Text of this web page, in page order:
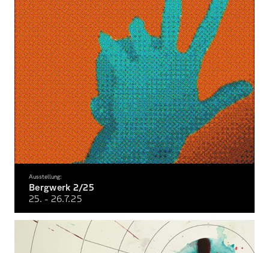
Ausstellung:
Bergwerk 2/25
25. - 26.7.25